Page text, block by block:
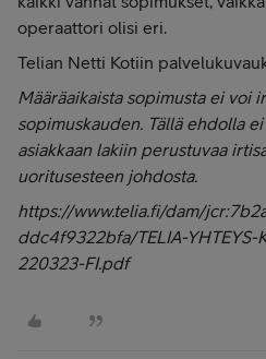
operaattori olisi eri.
Telian Netti Kotiin
Määräaikaista sopimusta ei voi
sopimuskauden. Tällä ehdolla
asiakkaan lakiin perustuvaa
uoritusesteen johdosta.
https://www.telia.fi/dam/
ddc4f9322bfa/TELIA-YHTEYS-
220323-FI.pdf